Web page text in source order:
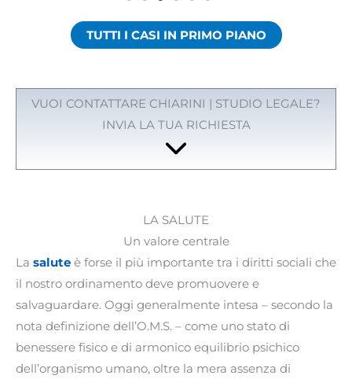
TUTTI I CASI IN PRIMO PIANO
VUOI CONTATTARE CHIARINI | STUDIO LEGALE?
INVIA LA TUA RICHIESTA
LA SALUTE
Un valore centrale
La salute è forse il più importante tra i diritti sociali che
il nostro ordinamento deve promuovere e
salvaguardare. Oggi generalmente intesa – secondo la
nota definizione dell’O.M.S. – come uno stato di
benessere fisico e di armonico equilibrio psichico
dell’organismo umano, oltre la mera assenza di